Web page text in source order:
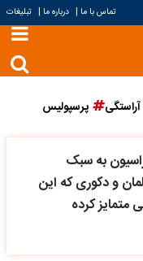
تماس با ما | درباره ما | تبلیغات
پرسپولیس
به سبک
و دکوری که این
متمایز کرده